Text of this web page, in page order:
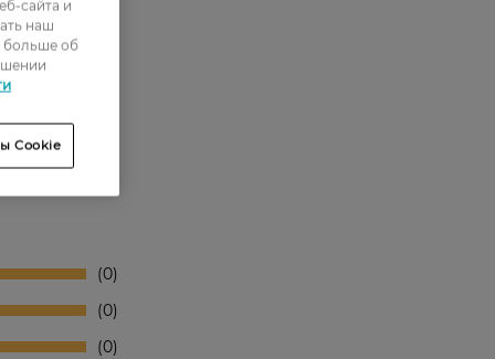
0
0
0
сайта и
наш
больше об
Cookie